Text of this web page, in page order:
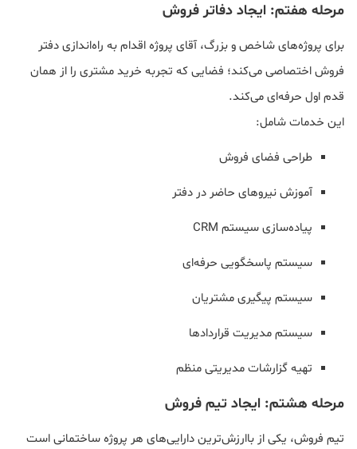
مرحله هفتم: ایجاد دفاتر فروش
برای پروژه‌های شاخص و بزرگ، آقای پروژه اقدام به راه‌اندازی دفتر
فروش اختصاصی می‌کند؛ فضایی که تجربه خرید مشتری را از همان
قدم اول حرفه‌ای می‌کند.
این خدمات شامل:
طراحی فضای فروش
آموزش نیروهای حاضر در دفتر
پیاده‌سازی سیستم CRM
سیستم پاسخگویی حرفه‌ای
سیستم پیگیری مشتریان
سیستم مدیریت قراردادها
تهیه گزارشات مدیریتی منظم
مرحله هشتم: ایجاد تیم فروش
تیم فروش، یکی از باارزش‌ترین دارایی‌های هر پروژه ساختمانی است